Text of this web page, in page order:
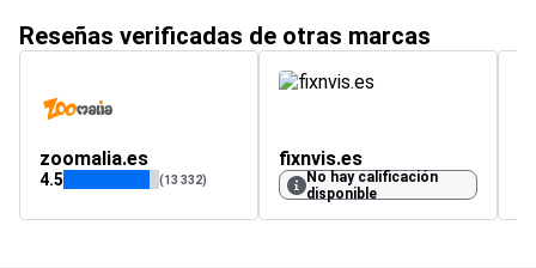
Reseñas verificadas de otras marcas
zoomalia.es
4.5 (13 332)
fixnvis.es
No hay calificación
disponible